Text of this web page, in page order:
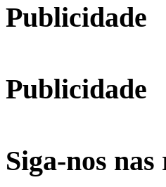
Publicidade
Publicidade
Siga-nos nas